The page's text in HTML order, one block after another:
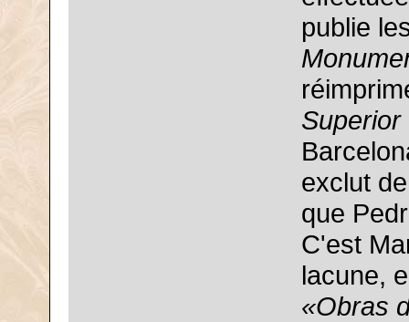
publie
exclut
que
C'est
lacune,
«Obras